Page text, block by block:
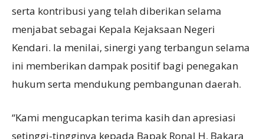
serta kontribusi yang telah diberikan selama
menjabat sebagai Kepala Kejaksaan Negeri
Kendari. Ia menilai, sinergi yang terbangun selama
ini memberikan dampak positif bagi penegakan
hukum serta mendukung pembangunan daerah.
“Kami mengucapkan terima kasih dan apresiasi
setinggi-tingginya kepada Bapak Ronal H. Bakara